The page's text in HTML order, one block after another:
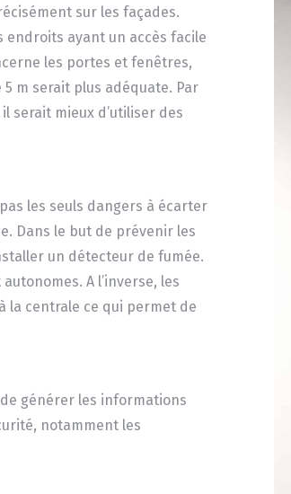
sur les façades.
ayant un accès facile
les portes et fenêtres,
m serait plus adéquate. Par
serait mieux d’utiliser des
les seuls dangers à écarter
Dans le but de prévenir les
un détecteur de fumée.
A l’inverse, les
la centrale ce qui permet de
générer les informations
notamment les